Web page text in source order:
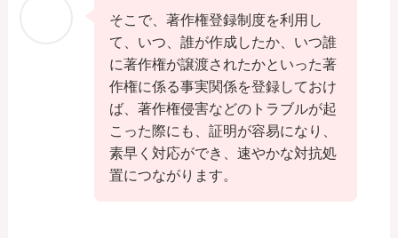
そこで、著作権登録制度を利用し
て、いつ、誰が作成したか、いつ誰
に著作権が譲渡されたかといった著
作権に係る事実関係を登録しておけ
ば、著作権侵害などのトラブルが起
こった際にも、証明が容易になり、
素早く対応ができ、速やかな対抗処
置につながります。